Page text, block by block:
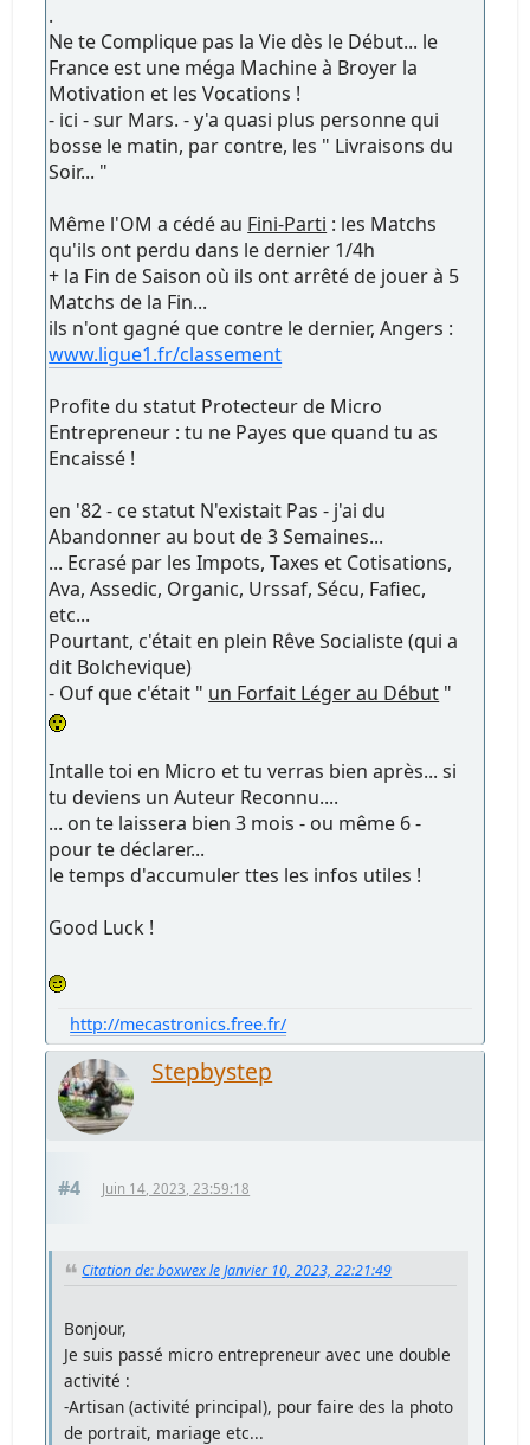
.
Ne te Complique pas la Vie dès le Début... le
France est une méga Machine à Broyer la
Motivation et les Vocations !
- ici - sur Mars. - y'a quasi plus personne qui
bosse le matin, par contre, les " Livraisons du
Soir... "
Même l'OM a cédé au Fini-Parti : les Matchs
qu'ils ont perdu dans le dernier 1/4h
+ la Fin de Saison où ils ont arrêté de jouer à 5
Matchs de la Fin...
ils n'ont gagné que contre le dernier, Angers :
www.ligue1.fr/classement
Profite du statut Protecteur de Micro
Entrepreneur : tu ne Payes que quand tu as
Encaissé !
en '82 - ce statut N'existait Pas - j'ai du
Abandonner au bout de 3 Semaines...
... Ecrasé par les Impots, Taxes et Cotisations,
Ava, Assedic, Organic, Urssaf, Sécu, Fafiec,
etc...
Pourtant, c'était en plein Rêve Socialiste (qui a
dit Bolchevique)
- Ouf que c'était " un Forfait Léger au Début "
Intalle toi en Micro et tu verras bien après... si
tu deviens un Auteur Reconnu....
... on te laissera bien 3 mois - ou même 6 -
pour te déclarer...
le temps d'accumuler ttes les infos utiles !
Good Luck !
http://mecastronics.free.fr/
Stepbystep
#4 Juin 14, 2023, 23:59:18
Citation de: boxwex le Janvier 10, 2023, 22:21:49
Bonjour,
Je suis passé micro entrepreneur avec une double
activité :
-Artisan (activité principal), pour faire des la photo
de portrait, mariage etc...